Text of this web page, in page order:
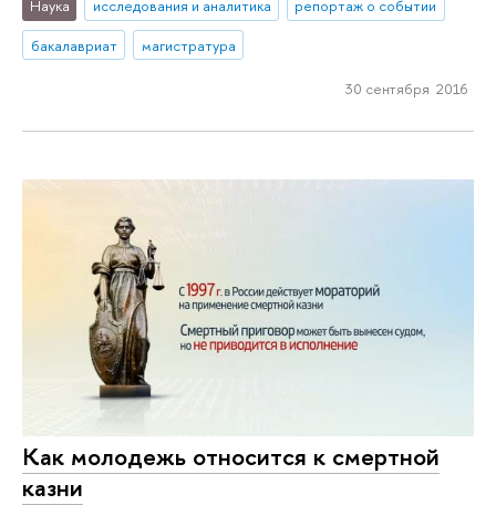
Наука исследования и аналитика
репортаж о событии
бакалавриат
магистратура
30 сентября 2016
Как молодежь относится к смертной
казни